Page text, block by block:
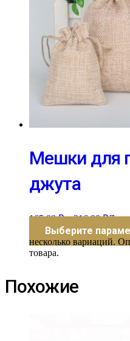
Мешки для
джута
165,00₽ – 216,00₽
Выберите
несколько вариаций.
товара.
Похожие